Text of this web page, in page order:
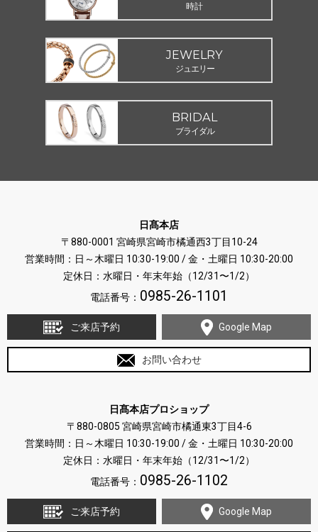
時計
JEWELRY
ジュエリー
BRIDAL
ブライダル
日髙本店
〒880-0001 宮崎県宮崎市橘通西3丁目10-24
営業時間：日～木曜日 10:30-19:00 / 金・土曜日 10:30-20:00
定休日：水曜日・年末年始（12/31〜1/2）
電話番号： 0985-26-1101
ご来店予約 Google Map
お問い合わせ
日髙本店プロショップ
〒880-0805 宮崎県宮崎市橘通東3丁目4-6
営業時間：日～木曜日 10:30-19:00 / 金・土曜日 10:30-20:00
定休日：水曜日・年末年始（12/31〜1/2）
電話番号： 0985-26-1102
ご来店予約 Google Map